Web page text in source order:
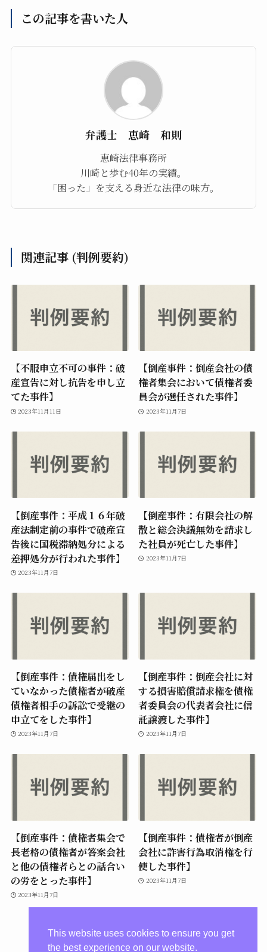
この記事を書いた人
弁護士 恵崎 和則
恵崎法律事務所
川崎と歩む40年の実績。
「困った」を支える身近な法律の味方。
関連記事 (判例要約)
【不服申立不可の事件：破
産宣告に対し抗告を申し立
てた事件】
2023年11月11日
【倒産事件：倒産会社の債
権者集会において債権者委
員会が選任された事件】
2023年11月7日
【倒産事件：平成１６年破
産法制定前の事件で破産宣
告後に国税滞納処分による
差押処分が行われた事件】
2023年11月7日
【倒産事件：有限会社の解
散と総会決議無効を請求し
た社員が死亡した事件】
2023年11月7日
【倒産事件：債権届出をし
ていなかった債権者が破産
債権者相手の訴訟で受継の
申立てをした事件】
2023年11月7日
【倒産事件：倒産会社に対
する損害賠償請求権を債権
者委員会の代表者会社に信
託譲渡した事件】
2023年11月7日
【倒産事件：債権者集会で
長老格の債権者が答案会社
と他の債権者らとの話合い
の労をとった事件】
2023年11月7日
【倒産事件：債権者が倒産
会社に詐害行為取消権を行
使した事件】
2023年11月7日
This website uses cookies to ensure you get
the best experience on our website.